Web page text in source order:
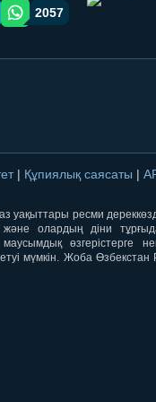
orqali ulashish
WhatsApp orqali ulashish
2057
| Құпиялық саясаты |
уақыттары ресми
олардың діни
өзгерістерге
мүмкін. Жоба Өзбекстан